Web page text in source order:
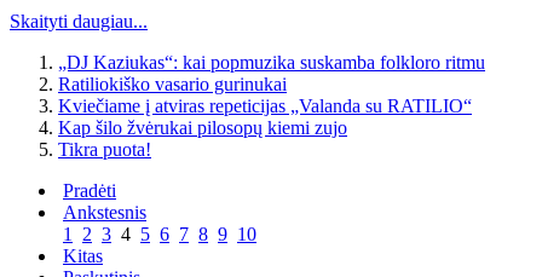
Skaityti daugiau...
„DJ Kaziukas“: kai popmuzika suskamba folkloro ritmu
Ratiliokiško vasario gurinukai
Kviečiame į atviras repeticijas „Valanda su RATILIO“
Kap šilo žvėrukai pilosopų kiemi zujo
Tikra puota!
Pradėti
Ankstesnis
1 2 3 4 5 6 7 8 9 10
Kitas